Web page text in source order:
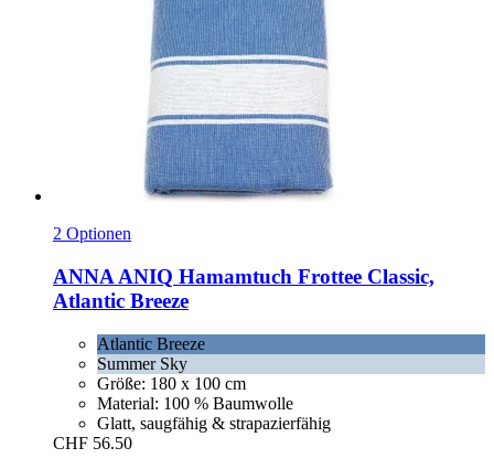
2 Optionen
ANNA ANIQ Hamamtuch Frottee Classic,
Atlantic Breeze
Atlantic Breeze
Summer Sky
Größe: 180 x 100 cm
Material: 100 % Baumwolle
Glatt, saugfähig & strapazierfähig
CHF 56.50